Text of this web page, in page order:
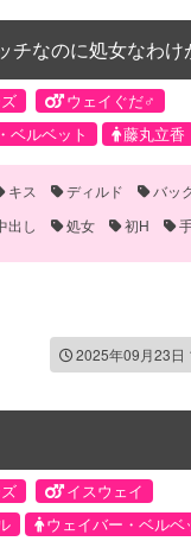
チなのに処女なわけ
ウェイぐだ♂
ベルベット
藤丸立香
キス ディルド
バッ
出し 処女 初H
鏡 童貞
2025年09月23日
イスウェイ
ウェイバー・ベルベ